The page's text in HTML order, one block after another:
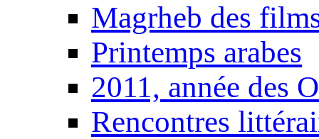
Magrheb des
Printemps arabes
2011, année des
Rencontres